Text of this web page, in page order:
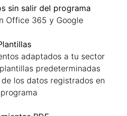
sin salir del programa
Office 365 y Google
adaptados a tu sector
predeterminadas
los datos registrados en